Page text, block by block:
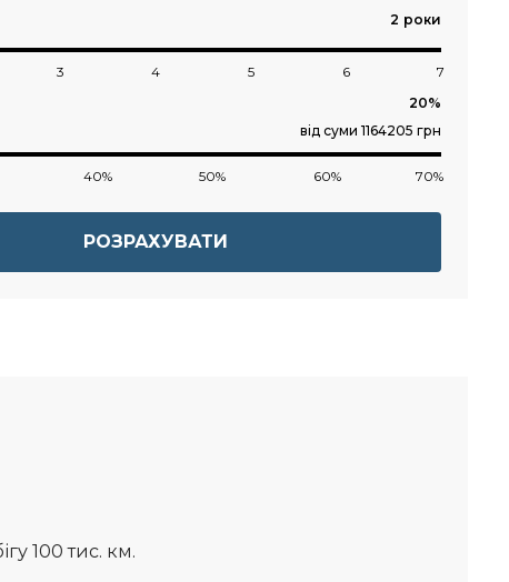
роки
3 4 5 6 7
від суми 1164205 грн
40% 50% 60% 70%
РОЗРАХУВАТИ
100 тис. км.